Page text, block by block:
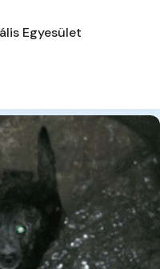
Egyesület